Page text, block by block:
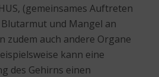
(gemeinsames Auftreten
und Mangel an
zudem auch andere Organe
kann eine
des Gehirns einen